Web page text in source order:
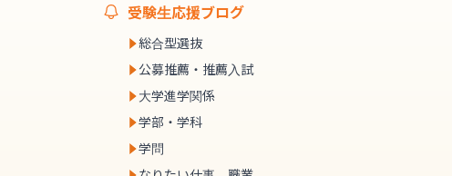
受験生応援ブログ
総合型選抜
公募推薦・推薦入試
大学進学関係
学部・学科
学問